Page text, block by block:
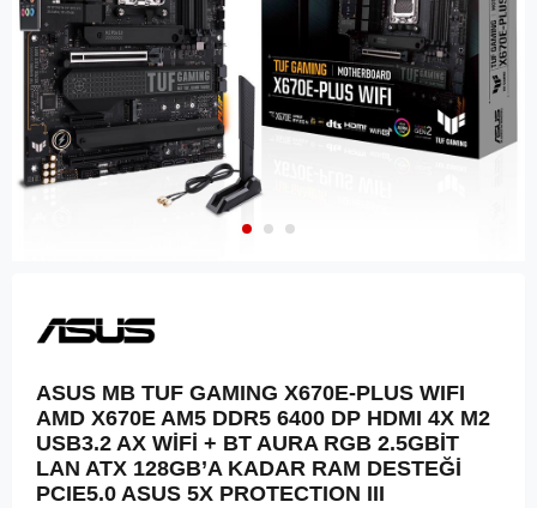
ASUS MB TUF GAMING X670E-PLUS WIFI
AMD X670E AM5 DDR5 6400 DP HDMI 4X M2
USB3.2 AX WİFİ + BT AURA RGB 2.5GBİT
LAN ATX 128GB’A KADAR RAM DESTEĞİ
PCIE5.0 ASUS 5X PROTECTION III